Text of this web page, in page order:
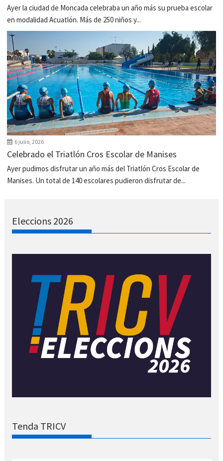
Ayer la ciudad de Moncada celebraba un año más su prueba escolar
en modalidad Acuatlón. Más de 250 niños y...
6 julio, 2026
Celebrado el Triatlón Cros Escolar de Manises
Ayer pudimos disfrutar un año más del Triatlón Cros Escolar de
Manises. Un total de 140 escolares pudieron disfrutar de...
Eleccions 2026
Tenda TRICV